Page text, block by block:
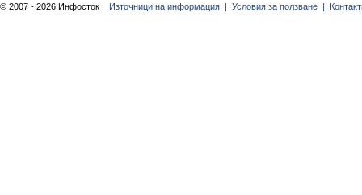
© 2007 - 2026 Инфосток Източници на информация | Условия за ползване |